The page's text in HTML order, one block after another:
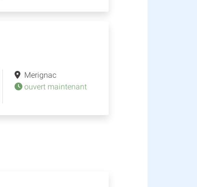
Merignac
ouvert maintenant